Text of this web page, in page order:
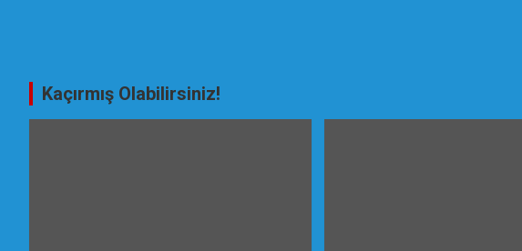
Kaçırmış Olabilirsiniz!